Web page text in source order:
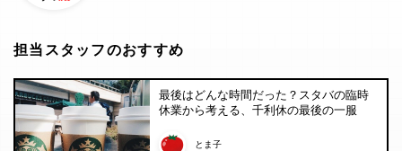
担当スタッフのおすすめ
最後はどんな時間だった？スタバの臨時
休業から考える、千利休の最後の一服
とま子